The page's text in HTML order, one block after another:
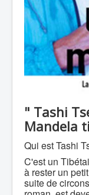
" Tashi
Mandela
Qui est Tashi
C'est un
à rester un
suite de